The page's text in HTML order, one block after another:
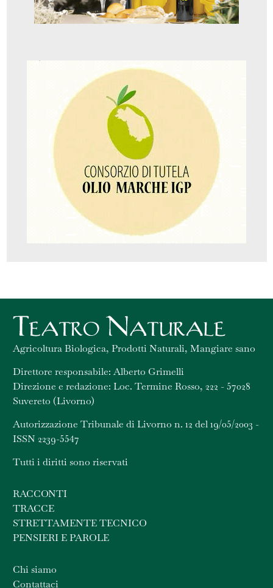
Agricoltura Biologica, Prodotti Naturali, Mangiare sano
Direttore responsabile: Alberto Grimelli
Direzione e redazione: Loc. Termine Rosso, 222 - 57028
Suvereto (Livorno)
Autorizzazione Tribunale di Livorno n. 12 del 19/05/2003 -
ISSN 2239-5547
Tutti i diritti sono riservati
RACCONTI
TRACCE
STRETTAMENTE TECNICO
PENSIERI E PAROLE
Chi siamo
Contattaci